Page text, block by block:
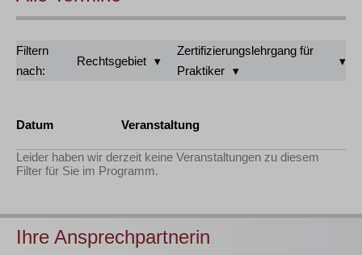
Filtern
nach:
Rechtsgebiet
Zertifizierungslehrgang für
Praktiker
Datum Veranstaltung
Leider haben wir derzeit keine Veranstaltungen zu diesem
Filter für Sie im Programm.
Ihre Ansprechpartnerin